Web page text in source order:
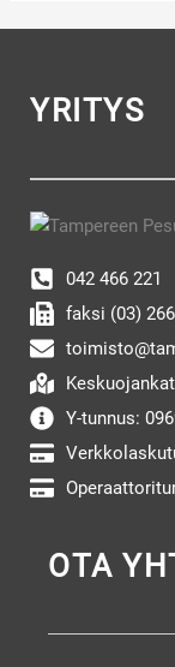
YRITYS
042 466 221
faksi (03)
Y-tunnus:
OTA